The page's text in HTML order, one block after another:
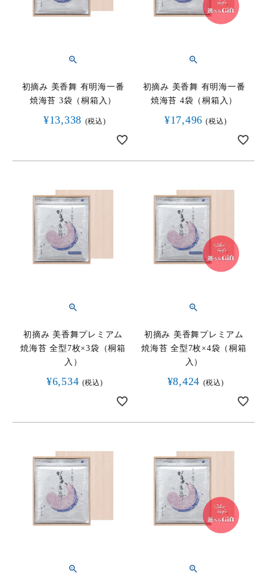
ご贈答用
ご家庭用
取扱店舗
お問い合わせ
初摘み 美香舞 有明海一番
焼海苔 3袋（桐箱入）
¥13,338 税込
初摘み 美香舞 有明海一番
焼海苔 4袋（桐箱入）
¥17,496 税込
初摘み 美香舞プレミアム
焼海苔 全型7枚×3袋（桐箱
入）
¥6,534 税込
初摘み 美香舞プレミアム
焼海苔 全型7枚×4袋（桐箱
入）
¥8,424 税込